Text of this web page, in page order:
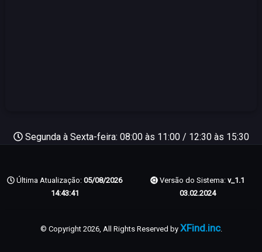
Segunda à Sexta-feira: 08:00 às 11:00 / 12:30 às 15:30
Última Atualização: 05/08/2026
14:43:41
Versão do Sistema: v_1.1
03.02.2024
© Copyright 2026, All Rights Reserved by XFind.inc.